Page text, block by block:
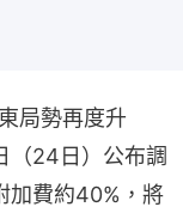
局勢再度升
（24日）公布調
加費約40%，將